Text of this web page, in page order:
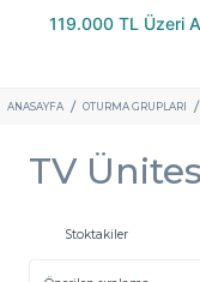
ANASAYFA OTURMA GRUPLARI
TV
Stoktakiler